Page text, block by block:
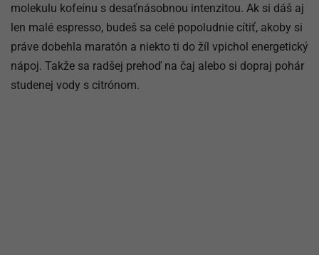
molekulu kofeínu s desaťnásobnou intenzitou. Ak si dáš aj
len malé espresso, budeš sa celé popoludnie cítiť, akoby si
práve dobehla maratón a niekto ti do žíl vpichol energetický
nápoj. Takže sa radšej prehoď na čaj alebo si dopraj pohár
studenej vody s citrónom.